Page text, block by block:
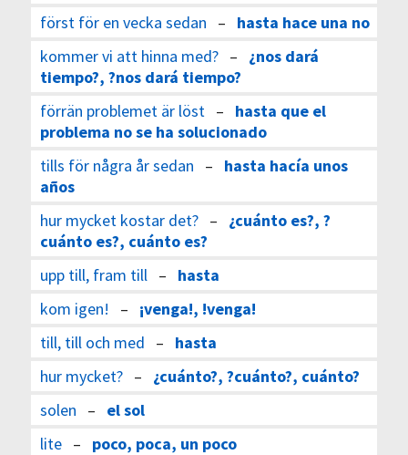
först för en vecka sedan – hasta hace una no
kommer vi att hinna med?– ¿nos dará
tiempo?, ?nos dará tiempo?
förrän problemet är löst– hasta que el
problema no se ha solucionado
tills för några år sedan – hasta hacía unos
años
hur mycket kostar det?– ¿cuánto es?, ?
cuánto es?, cuánto es?
upp till, fram till– hasta
kom igen! – ¡venga!, !venga!
till, till och med – hasta
hur mycket?– ¿cuánto?, ?cuánto?, cuánto?
solen – el sol
lite– poco, poca, un poco